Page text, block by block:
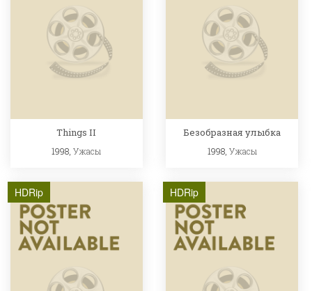
Things II
1998,Ужасы
Безобразная улыбка
1998, Ужасы
HDRip HDRip